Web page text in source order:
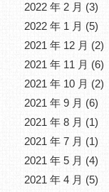
2022 年 2 月 (3)
2022 年 1 月 (5)
2021 年 12 月 (2)
2021 年 11 月 (6)
2021 年 10 月 (2)
2021 年 9 月 (6)
2021 年 8 月 (1)
2021 年 7 月 (1)
2021 年 5 月 (4)
2021 年 4 月 (5)